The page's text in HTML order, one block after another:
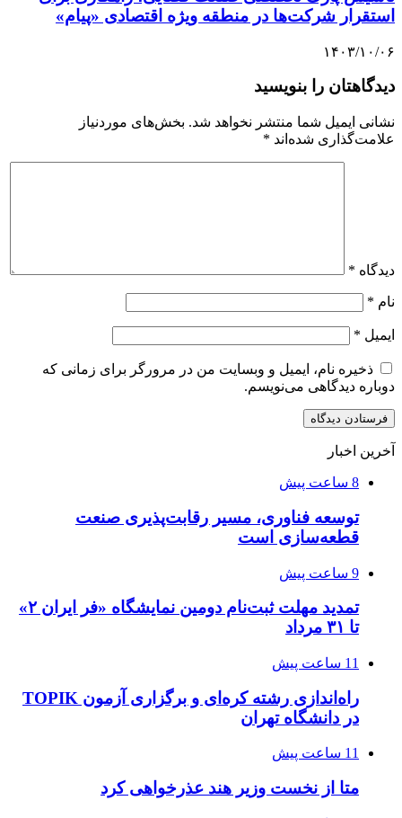
استقرار شرکت‌ها در منطقه ویژه اقتصادی «پیام»
۱۴۰۳/۱۰/۰۶
دیدگاهتان را بنویسید
نشانی ایمیل شما منتشر نخواهد شد. بخش‌های موردنیاز
علامت‌گذاری شده‌اند *
دیدگاه *
نام *
ایمیل *
ذخیره نام، ایمیل و وبسایت من در مرورگر برای زمانی که
دوباره دیدگاهی می‌نویسم.
آخرین اخبار
8 ساعت پیش
توسعه فناوری، مسیر رقابت‌پذیری صنعت
قطعه‌سازی است
9 ساعت پیش
تمدید مهلت ثبت‌نام دومین نمایشگاه «فر ایران ۲»
تا ۳۱ مرداد
11 ساعت پیش
راه‌اندازی رشته کره‌ای و برگزاری آزمون TOPIK
در دانشگاه تهران
11 ساعت پیش
متا از نخست وزیر هند عذرخواهی کرد